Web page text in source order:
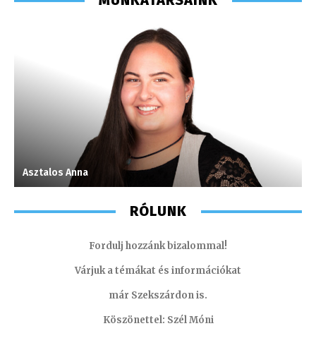
Asztalos Anna
RÓLUNK
Fordulj hozzánk bizalommal!
Várjuk a témákat és információkat
már Szekszárdon is.
Köszönettel: Szél Móni